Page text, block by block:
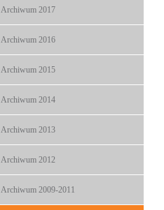
Archiwum 2017
Archiwum 2016
Archiwum 2015
Archiwum 2014
Archiwum 2013
Archiwum 2012
Archiwum 2009-2011